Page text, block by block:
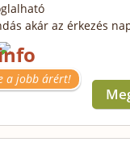
akár az érkezés
a jobb árért!